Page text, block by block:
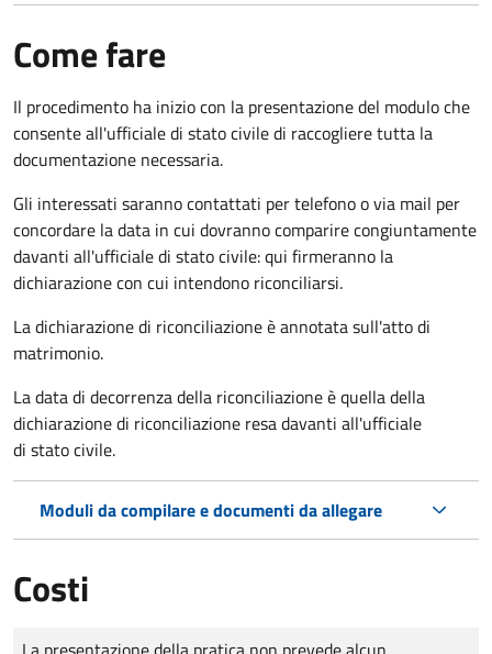
Come fare
Il procedimento ha inizio con la presentazione del modulo che
consente all'ufficiale di stato civile di raccogliere tutta la
documentazione necessaria.
Gli interessati saranno contattati per telefono o via mail per
concordare la data in cui dovranno comparire congiuntamente
davanti all'ufficiale di stato civile: qui firmeranno la
dichiarazione con cui intendono riconciliarsi.
La dichiarazione di riconciliazione è annotata sull'atto di
matrimonio.
La data di decorrenza della riconciliazione è quella della
dichiarazione di riconciliazione resa davanti all'ufficiale
di stato civile.
Moduli da compilare e documenti da allegare
Costi
Tipo di pagamento
Importo